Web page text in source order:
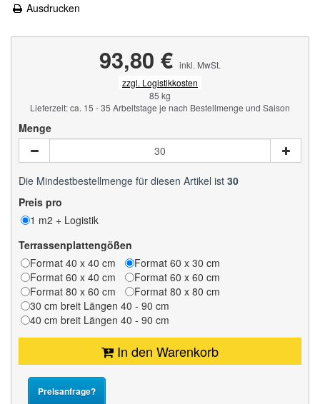
Ausdrucken
93,80 € inkl. MwSt.
zzgl. Logistikkosten
85 kg
Lieferzeit: ca. 15 - 35 Arbeitstage je nach Bestellmenge und Saison
Menge
Die Mindestbestellmenge für diesen Artikel ist 30
Preis pro
1 m2 + Logistik
Terrassenplattengößen
Format 40 x 40 cm
Format 60 x 30 cm
Format 60 x 40 cm
Format 60 x 60 cm
Format 80 x 60 cm
Format 80 x 80 cm
30 cm breit Längen 40 - 90 cm
40 cm breit Längen 40 - 90 cm
In den Warenkorb
Preisanfrage?